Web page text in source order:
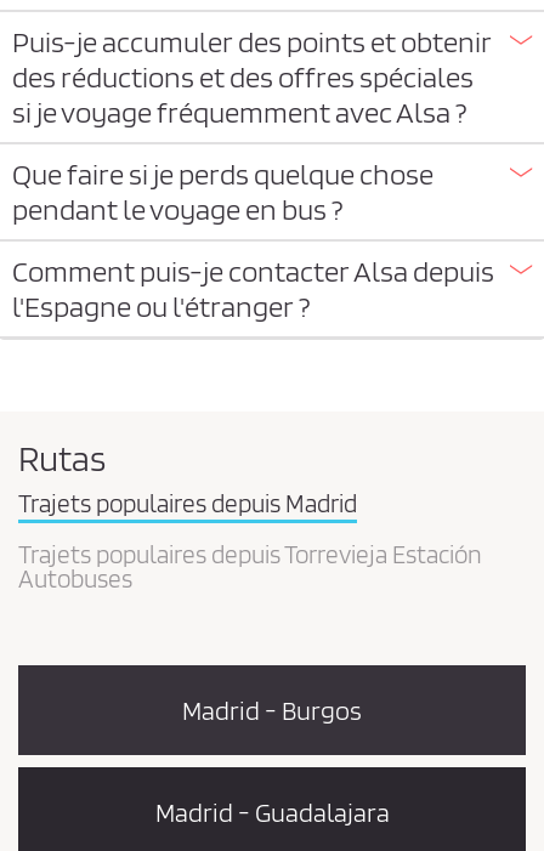
Puis-je accumuler des points et obtenir
des réductions et des offres spéciales
si je voyage fréquemment avec Alsa ?
Que faire si je perds quelque chose
pendant le voyage en bus ?
Comment puis-je contacter Alsa depuis
l'Espagne ou l'étranger ?
Rutas
Trajets populaires depuis Madrid
Trajets populaires depuis Torrevieja Estación
Autobuses
Madrid - Burgos
Madrid - Guadalajara